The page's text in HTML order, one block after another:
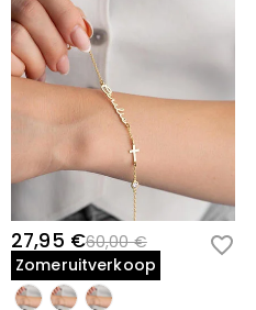
27,95 €60,00 €
Zomeruitverkoop